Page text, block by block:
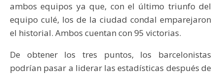
ambos equipos ya que, con el último triunfo del
equipo culé, los de la ciudad condal emparejaron
el historial. Ambos cuentan con 95 victorias.
De obtener los tres puntos, los barcelonistas
podrían pasar a liderar las estadísticas después de